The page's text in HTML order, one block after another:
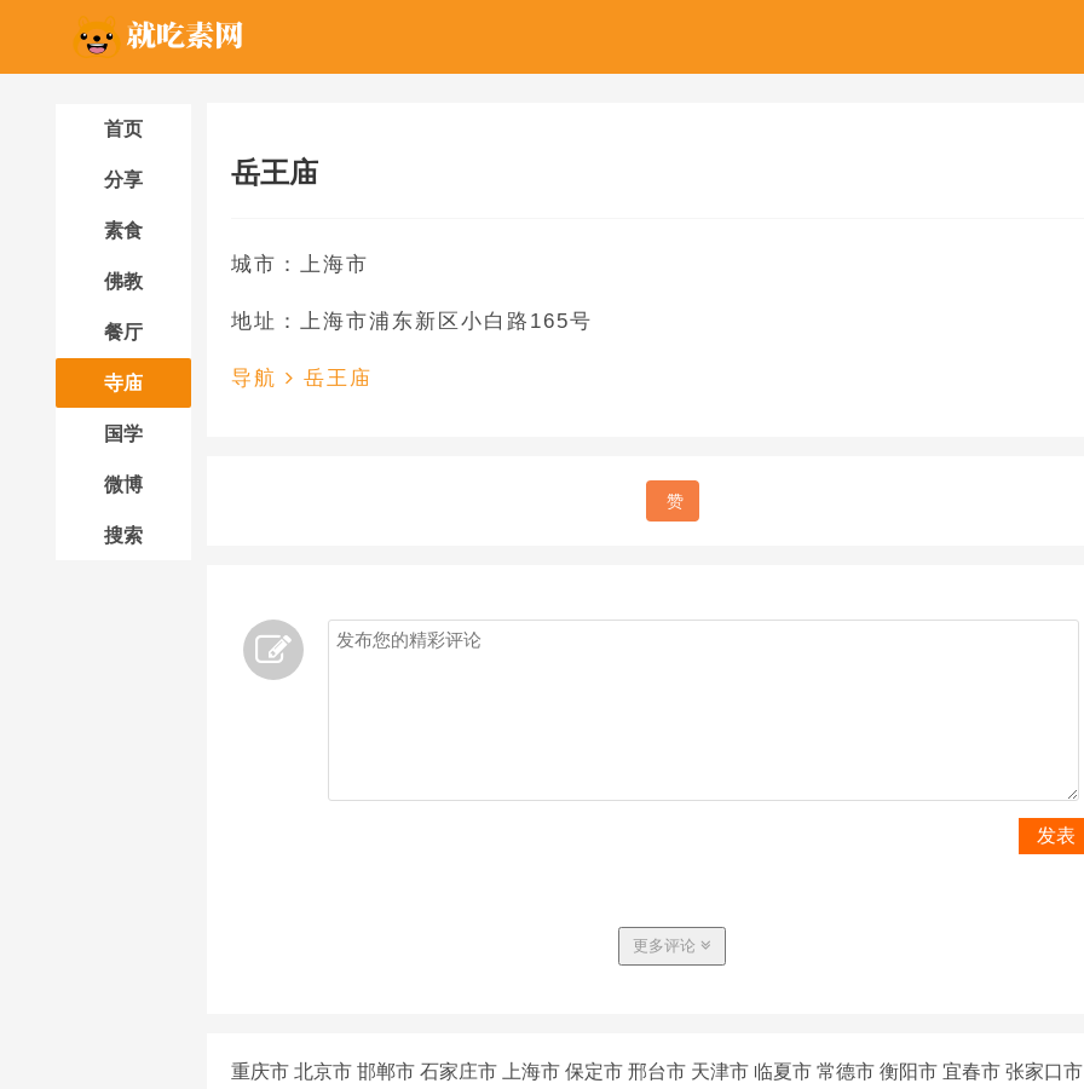
首页
分享
素食
佛教
餐厅
寺庙
国学
微博
搜索
岳王庙
城市：上海市
地址：上海市浦东新区小白路165号
导航 岳王庙
赞
发表
更多评论
重庆市 北京市 邯郸市 石家庄市 上海市 保定市 邢台市 天津市 临夏市 常德市 衡阳市 宜春市 张家口市